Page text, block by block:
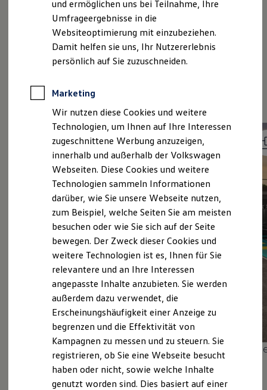
Elektromobilität
Elektroautos
ID. Tutorials
Elektrofahrzeugkonzepte
ID. EVERY1
Reichweite
Rekuperation
Laden unterwegs
Laden Zuhause
Ladestationen finden
Ladezeitensimulator
Batterie
Sicherheit
Nachhaltigkeit
Technologie
Kosten und Kauf
Verbrauchskosten
Kaufoptionen
E-Auto-Förderung
Software und Konnektivität
Die ID. Software 6
ID. Software Versionen und Updates
Digitale Extras
Schnittstellen zu Ihrem ID.
Marke und Erlebnis
Volkswagen R und R Experience
R-Modelle
R Experience
Driving Experience
Volkswagen entdecken
Werkbesichtigung
Assistenzsysteme für bessere Sicht
Fahrassistenzsyste
me im Detail.
Mehr zumConnected Travel Assist
und ermöglichen uns bei Teilnahme, Ihre
Umfrageergebnisse in die
Websiteoptimierung mit einzubeziehen.
Damit helfen sie uns, Ihr Nutzererlebnis
persönlich auf Sie zuzuschneiden.
Marketing
Wir nutzen diese Cookies und weitere
Technologien, um Ihnen auf Ihre Interessen
zugeschnittene Werbung anzuzeigen,
innerhalb und außerhalb der Volkswagen
Webseiten. Diese Cookies und weitere
Technologien sammeln Informationen
darüber, wie Sie unsere Webseite nutzen,
zum Beispiel, welche Seiten Sie am meisten
besuchen oder wie Sie sich auf der Seite
bewegen. Der Zweck dieser Cookies und
weitere Technologien ist es, Ihnen für Sie
relevantere und an Ihre Interessen
angepasste Inhalte anzubieten. Sie werden
außerdem dazu verwendet, die
Erscheinungshäufigkeit einer Anzeige zu
begrenzen und die Effektivität von
Kampagnen zu messen und zu steuern. Sie
registrieren, ob Sie eine Webseite besucht
haben oder nicht, sowie welche Inhalte
genutzt worden sind. Dies basiert auf einer